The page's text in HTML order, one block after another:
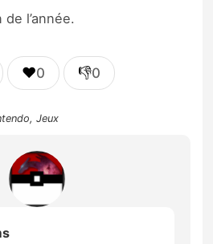
l’année.
❤️0 👎0
,Jeux